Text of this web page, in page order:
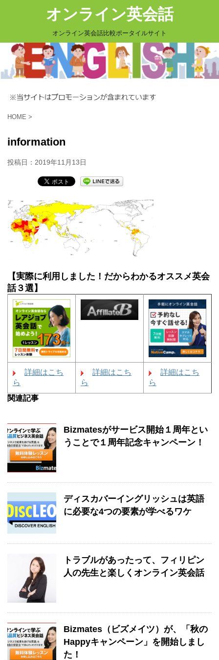
オンライン英会話
オンライン英会話比較ポータイルサイト
HOME >
information
投稿日： 2019年11月13日
【実際に利用しました！だからわかるオススメ英会
話３選】
詳細はこち
ら
詳細はこち
ら
詳細はこち
ら
関連記事
Bizmatesがサービス開始１周年とい
うことで１周年記念キャンペーン！
ディスカバーイングリッシュは英語
に必要な4つの要素が学べるワケ
トラブルがあったって、フィリピン
人の先生と楽しくオンライン英会話
Bizmates（ビズメイツ）が、「秋の
Happyキャンペーン」を開始しまし
た！